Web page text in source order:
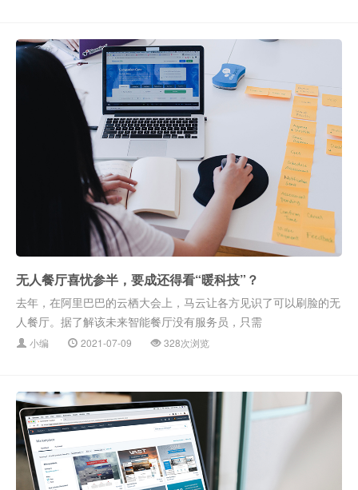
无人餐厅喜忧参半，要成还得看“暖科技”？
去年，在阿里巴巴的云栖大会上，马云让各方见识了可以刷脸的无
人餐厅。据了解该未来智能餐厅没有服务员，只需
小编 2021-07-09 328次浏览